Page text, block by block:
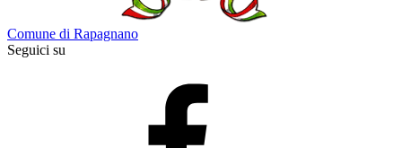
Comune di Rapagnano
Seguici su